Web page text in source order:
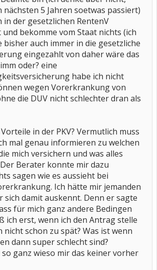
nächsten 5 Jahren soetwas passiert)
in der gesetzlichen RentenV
bekomme vom Staat nichts (ich
bisher auch immer in die gesetzliche
eingezahlt von daher wäre das
oder? eine
habe ich nicht
wegen Vorerkrankung von
die DUV nicht schlechter dran als
in der PKV? Vermutlich muss
mal genau informieren zu welchen
mich versichern und was alles
Berater konnte mir dazu
sagen wie es aussieht bei
Ich hätte mir jemanden
sich damit auskennt. Denn er sagte
für mich ganz andere Bedingen
ich erst, wenn ich den Antrag stelle
nicht schon zu spät? Was ist wenn
dann super schlecht sind?
ganz wieso mir das keiner vorher